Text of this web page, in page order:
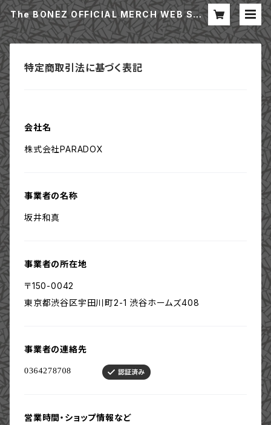
The BONEZ OFFICIAL MERCH WEB STO
RE
特定商取引法に基づく表記
会社名
株式会社PARADOX
事業者の名称
坂井和真
事業者の所在地
〒150-0042
東京都渋谷区宇田川町2-1 渋谷ホームズ408
事業者の連絡先
営業時間・ショップ情報など